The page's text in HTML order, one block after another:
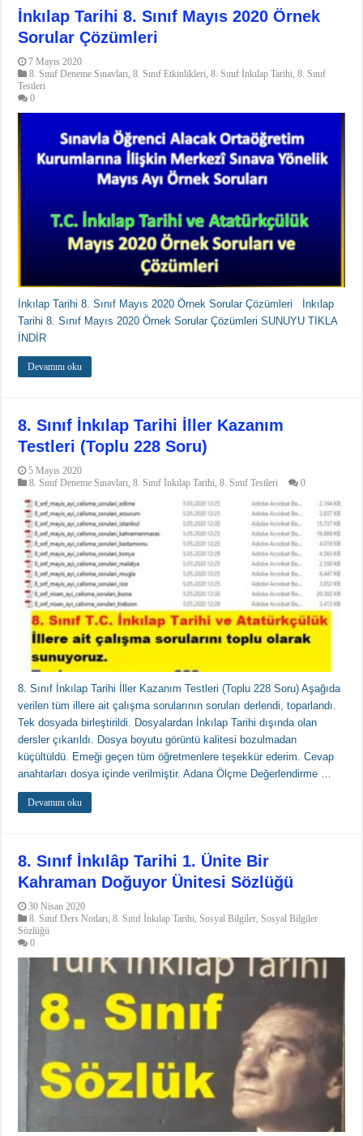
İnkılap Tarihi 8. Sınıf Mayıs 2020 Örnek
Sorular Çözümleri
7 Mayıs 2020
8. Sınıf Deneme Sınavları,8. Sınıf Etkinlikleri,8. Sınıf İnkılap Tarihi,8. Sınıf
Testleri
0
İnkılap Tarihi 8. Sınıf Mayıs 2020 Örnek Sorular Çözümleri İnkılap
Tarihi 8. Sınıf Mayıs 2020 Örnek Sorular Çözümleri SUNUYU TIKLA
İNDİR
Devamını oku
8. Sınıf İnkılap Tarihi İller Kazanım
Testleri (Toplu 228 Soru)
5 Mayıs 2020
8. Sınıf Deneme Sınavları,8. Sınıf İnkılap Tarihi,8. Sınıf Testleri 0
8. Sınıf İnkılap Tarihi İller Kazanım Testleri (Toplu 228 Soru) Aşağıda
verilen tüm illere ait çalışma sorularının soruları derlendi, toparlandı.
Tek dosyada birleştirildi. Dosyalardan İnkılap Tarihi dışında olan
dersler çıkarıldı. Dosya boyutu görüntü kalitesi bozulmadan
küçültüldü. Emeği geçen tüm öğretmenlere teşekkür ederim. Cevap
anahtarları dosya içinde verilmiştir. Adana Ölçme Değerlendirme …
Devamını oku
8. Sınıf İnkılâp Tarihi 1. Ünite Bir
Kahraman Doğuyor Ünitesi Sözlüğü
30 Nisan 2020
8. Sınıf Ders Notları ,8. Sınıf İnkılap Tarihi Sosyal Bilgiler Sosyal Bilgiler
Sözlüğü
0